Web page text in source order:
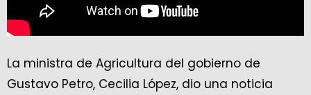
La ministra de Agricultura del gobierno de
Gustavo Petro, Cecilia López, dio una noticia